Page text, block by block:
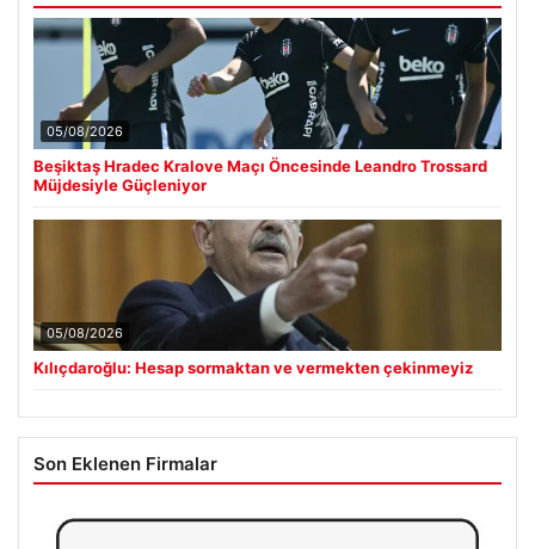
05/08/2026
Beşiktaş Hradec Kralove Maçı Öncesinde Leandro Trossard
Müjdesiyle Güçleniyor
05/08/2026
Kılıçdaroğlu: Hesap sormaktan ve vermekten çekinmeyiz
Son Eklenen Firmalar